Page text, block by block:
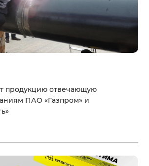
продукцию отвечающую
ПАО «Газпром» и